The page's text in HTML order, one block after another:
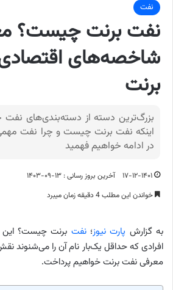
نفت
نفت برنت چیست؟
شاخصه‌های
برنت
بزرگ‌ترین دسته از دسته‌بندی‌های
اینکه نفت برنت چیست و چرا نفت
در ادامه خواهیم فهمید
۱۷-۱۲-۱۴۰۱
آخرین بروز رسانی : ۱۳-۰۹-۱۴۰۳
خواندن این مطلب 4 دقیقه زمان میبرد
به گزارش پارت نیوز؛نفت برنت چیست؟
افرادی که حداقل یک‌بار نام آن را می‌شنوند
معرفی نفت برنت خواهیم پرداخت.